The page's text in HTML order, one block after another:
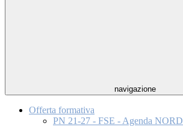
navigazione
Offerta formativa
PN 21-27 - FSE - Agenda NORD